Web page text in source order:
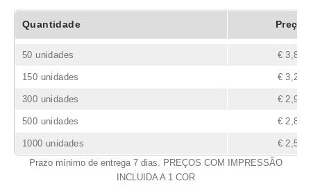
Quantidade Preço
50 unidades € 3,86
150 unidades € 3,27
300 unidades € 2,99
500 unidades € 2,86
1000 unidades
€ 2,57
Prazo mínimo de entrega 7 dias. PREÇOS COM IMPRESSÃO
INCLUIDA A 1 COR